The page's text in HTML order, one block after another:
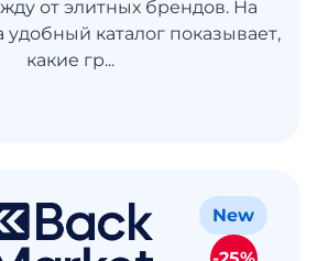
от элитных брендов. На
удобный каталог показывает,
какие гр...
New